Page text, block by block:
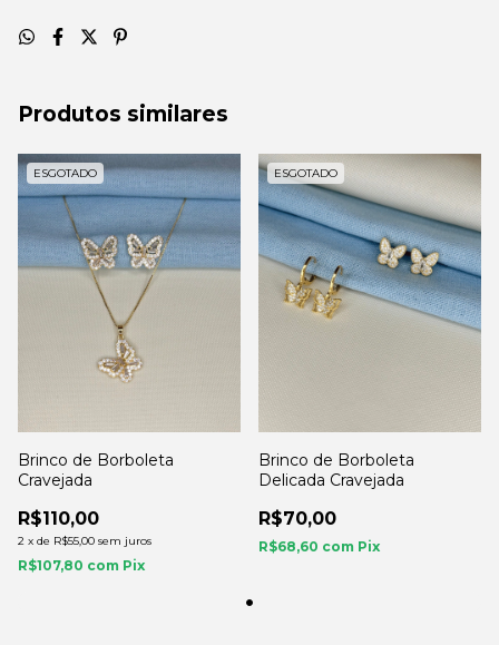
Produtos similares
ESGOTADO
Brinco de Borboleta
Cravejada
R$110,00
2 x de R$55,00 sem juros
R$107,80 com Pix
ESGOTADO
Brinco de Borboleta
Delicada Cravejada
R$70,00
R$68,60 com Pix